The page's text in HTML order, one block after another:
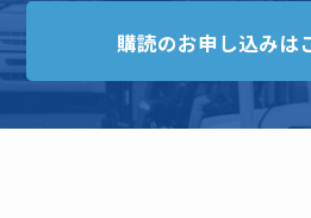
購読のお申し込みは